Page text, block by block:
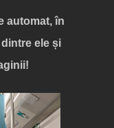
automat, în
ele și